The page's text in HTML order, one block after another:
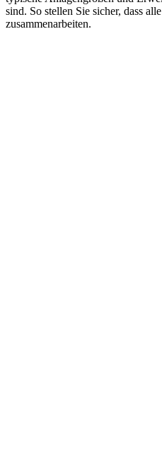
sind. So stellen Sie sicher, dass
zusammenarbeiten.